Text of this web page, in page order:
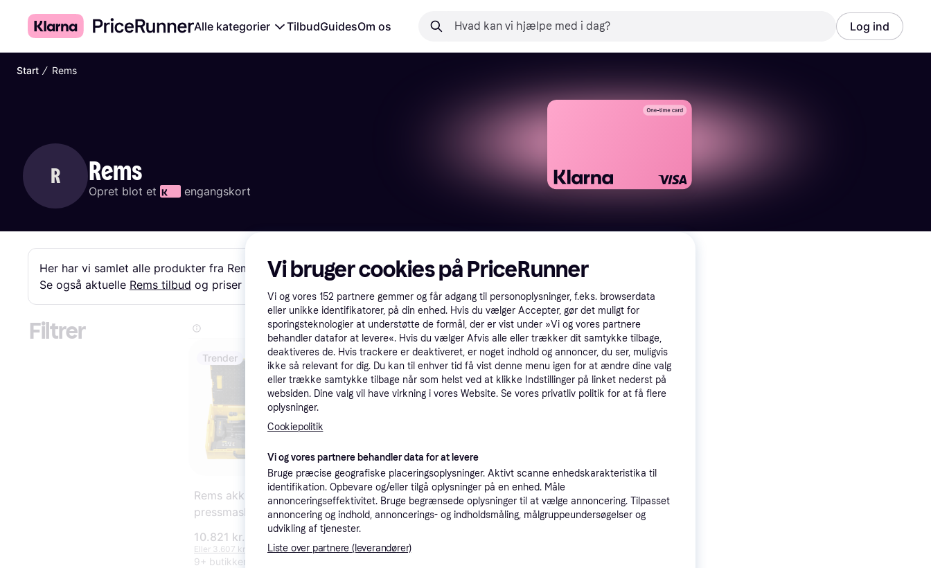
Alle kategorier TilbudGuidesOm os Log ind
Start ∕ Rems
R Rems
Opret blot et engangskort
Her har vi samlet alle produkter fra Rems fra forskellige kategorier.
Se også aktuelle Rems tilbud og priser »
Filtrer Sorter efter Popularitet
Trender
Rems akku
pressmaskine 22V
10.821 kr.
Eller 3.607 kr./md.
9+ butikker
Rems presstang
Mini UP20
1.340 kr.
Eller 447 kr./md.
Trender
Rems Folding
enhed Curvo set
15-18-22
Swing 16-20-
Vi bruger cookies på PriceRunner
Vi og vores 152 partnere gemmer og får adgang til personoplysninger, f.eks. browserdata
eller unikke identifikatorer, på din enhed. Hvis du vælger Accepter, gør det muligt for
sporingsteknologier at understøtte de formål, der er vist under »Vi og vores partnere
behandler datafor at levere«. Hvis du vælger Afvis alle eller trækker dit samtykke tilbage,
deaktiveres de. Hvis trackere er deaktiveret, er noget indhold og annoncer, du ser, muligvis
ikke så relevant for dig. Du kan til enhver tid få vist denne menu igen for at ændre dine valg
eller trække samtykke tilbage når som helst ved at klikke Indstillinger på linket nederst på
websiden. Dine valg vil have virkning i vores Website. Se vores privatliv politik for at få flere
oplysninger.
Cookiepolitik
Vi og vores partnere behandler data for at levere
Bruge præcise geografiske placeringsoplysninger. Aktivt scanne enhedskarakteristika til
identifikation. Opbevare og/eller tilgå oplysninger på en enhed. Måle
annonceringseffektivitet. Bruge begrænsede oplysninger til at vælge annoncering. Tilpasset
annoncering og indhold, annoncerings- og indholdsmåling, målgruppeundersøgelser og
udvikling af tjenester.
Liste over partnere (leverandører)